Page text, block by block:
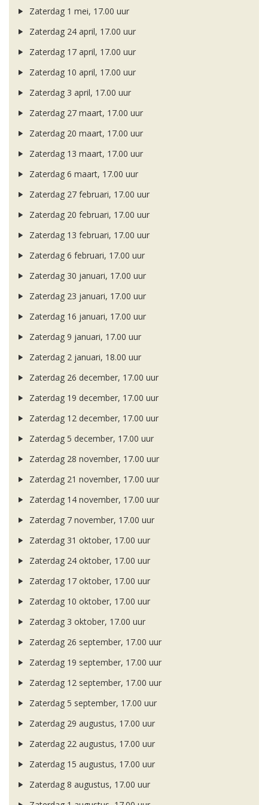
Zaterdag 1 mei, 17.00 uur
Zaterdag 24 april, 17.00 uur
Zaterdag 17 april, 17.00 uur
Zaterdag 10 april, 17.00 uur
Zaterdag 3 april, 17.00 uur
Zaterdag 27 maart, 17.00 uur
Zaterdag 20 maart, 17.00 uur
Zaterdag 13 maart, 17.00 uur
Zaterdag 6 maart, 17.00 uur
Zaterdag 27 februari, 17.00 uur
Zaterdag 20 februari, 17.00 uur
Zaterdag 13 februari, 17.00 uur
Zaterdag 6 februari, 17.00 uur
Zaterdag 30 januari, 17.00 uur
Zaterdag 23 januari, 17.00 uur
Zaterdag 16 januari, 17.00 uur
Zaterdag 9 januari, 17.00 uur
Zaterdag 2 januari, 18.00 uur
Zaterdag 26 december, 17.00 uur
Zaterdag 19 december, 17.00 uur
Zaterdag 12 december, 17.00 uur
Zaterdag 5 december, 17.00 uur
Zaterdag 28 november, 17.00 uur
Zaterdag 21 november, 17.00 uur
Zaterdag 14 november, 17.00 uur
Zaterdag 7 november, 17.00 uur
Zaterdag 31 oktober, 17.00 uur
Zaterdag 24 oktober, 17.00 uur
Zaterdag 17 oktober, 17.00 uur
Zaterdag 10 oktober, 17.00 uur
Zaterdag 3 oktober, 17.00 uur
Zaterdag 26 september, 17.00 uur
Zaterdag 19 september, 17.00 uur
Zaterdag 12 september, 17.00 uur
Zaterdag 5 september, 17.00 uur
Zaterdag 29 augustus, 17.00 uur
Zaterdag 22 augustus, 17.00 uur
Zaterdag 15 augustus, 17.00 uur
Zaterdag 8 augustus, 17.00 uur